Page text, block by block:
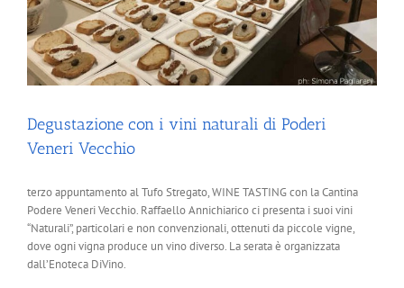
Degustazione con i vini naturali di Poderi
Veneri Vecchio
terzo appuntamento al Tufo Stregato, WINE TASTING con la Cantina
Podere Veneri Vecchio. Raffaello Annichiarico ci presenta i suoi vini
“Naturali”, particolari e non convenzionali, ottenuti da piccole vigne,
dove ogni vigna produce un vino diverso. La serata è organizzata
dall’Enoteca DiVino.